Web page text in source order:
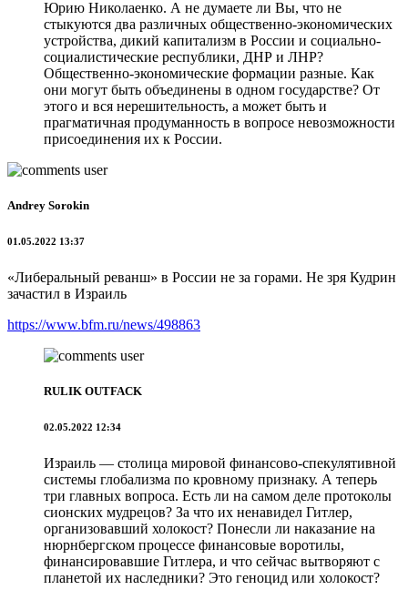
Юрию Николаенко. А не думаете ли Вы, что не
стыкуются два различных общественно-экономических
устройства, дикий капитализм в России и социально-
социалистические республики, ДНР и ЛНР?
Общественно-экономические формации разные. Как
они могут быть объединены в одном государстве? От
этого и вся нерешительность, а может быть и
прагматичная продуманность в вопросе невозможности
присоединения их к России.
Andrey Sorokin
01.05.2022 13:37
«Либеральный реванш» в России не за горами. Не зря Кудрин
зачастил в Израиль
https://www.bfm.ru/news/498863
RULIK OUTFACK
02.05.2022 12:34
Израиль — столица мировой финансово-спекулятивной
системы глобализма по кровному признаку. А теперь
три главных вопроса. Есть ли на самом деле протоколы
сионских мудрецов? За что их ненавидел Гитлер,
организовавший холокост? Понесли ли наказание на
нюрнбергском процессе финансовые воротилы,
финансировавшие Гитлера, и что сейчас вытворяют с
планетой их наследники? Это геноцид или холокост?